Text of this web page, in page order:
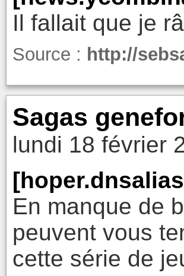
Il fallait que je
Source : http://
Sagas
lundi 18 février
En manque de
peuvent vous
cette série de